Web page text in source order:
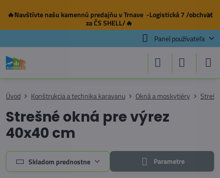
✕
🔥Navštívte našu kamennú predajňuv Trnave -Logistická 7 /obchvat
za ČS SHELL/🔥
Panel používateľa
Úvod Konštrukcia a technika karavanu Okná a moskytiéry
Strešné okná pre výrez
40x40 cm
Skladom prednostne Parametre